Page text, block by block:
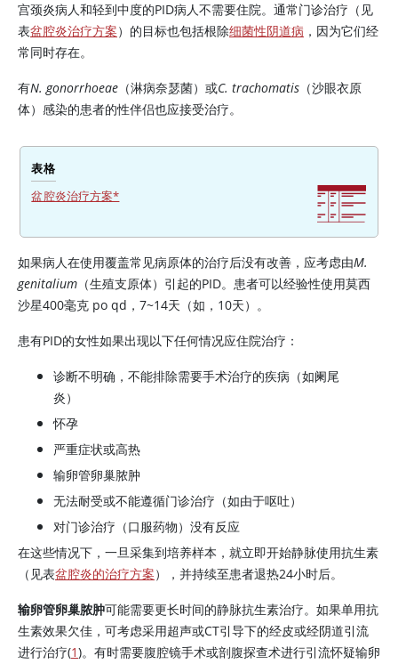
宫颈炎病人和轻到中度的PID病人不需要住院。通常门诊治疗（见
表盆腔炎治疗方案）的目标也包括根除细菌性阴道病 ，因为它们经
常同时存在。
有N. gonorrhoeae （淋病奈瑟菌）或C. trachomatis （沙眼衣原
体）感染的患者的性伴侣也应接受治疗。
表格
盆腔炎治疗方案*
如果病人在使用覆盖常见病原体的治疗后没有改善，应考虑由M.
genitalium （生殖支原体）引起的PID。患者可以经验性使用莫西
沙星400毫克 po qd，7~14天（如，10天）。
患有PID的女性如果出现以下任何情况应住院治疗：
诊断不明确，不能排除需要手术治疗的疾病（如阑尾
炎）
怀孕
严重症状或高热
输卵管卵巢脓肿
无法耐受或不能遵循门诊治疗（如由于呕吐）
对门诊治疗（口服药物）没有反应
在这些情况下，一旦采集到培养样本，就立即开始静脉使用抗生素
（见表盆腔炎的治疗方案），并持续至患者退热24小时后。
输卵管卵巢脓肿可能需要更长时间的静脉抗生素治疗。如果单用抗
生素效果欠佳，可考虑采用超声或CT引导下的经皮或经阴道引流
进行治疗(1)。有时需要腹腔镜手术或剖腹探查术进行引流怀疑输卵